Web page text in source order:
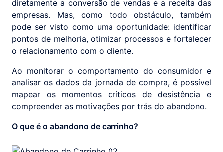
diretamente a conversão de vendas e a receita das
empresas. Mas, como todo obstáculo, também
pode ser visto como uma oportunidade: identificar
pontos de melhoria, otimizar processos e fortalecer
o relacionamento com o cliente.
Ao monitorar o comportamento do consumidor e
analisar os dados da jornada de compra, é possível
mapear os momentos críticos de desistência e
compreender as motivações por trás do abandono.
O que é o abandono de carrinho?